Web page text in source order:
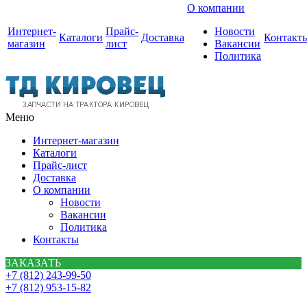
Интернет-
магазин
Каталоги
Прайс-
лист
Доставка
О компании
Новости
Вакансии
Политика
Меню
Интернет-магазин
Каталоги
Прайс-лист
Доставка
О компании
Новости
Вакансии
Политика
Контакты
ЗАКАЗАТЬ
+7 (812) 243-99-50
+7 (812) 953-15-82